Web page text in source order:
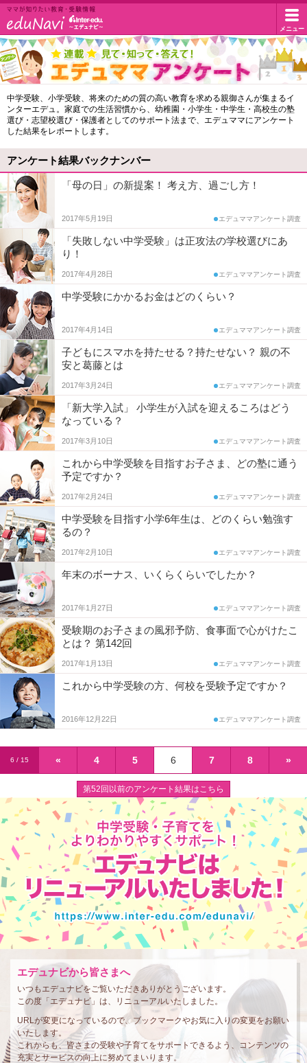
イ
ン
タ
ー
エ
デ
ュ・
ド
ッ
ト
コ
ム
エ
デ
ュ
ナ
ビ
マ
マ
が
知
り
た
い
育・
受
験
情
報
メニュー
エ
デ
ュ
マ
マ
ア
ン
ケ
ー
ト
調
査
中学受験、小学受験、将来のための質の高い教育を求める親御さんが集まるイ
ンターエデュ。家庭での生活習慣から、幼稚園・小学生・中学生・高校生の塾
選び・志望校選び・保護者としてのサポート法まで、エデュママにアンケート
した結果をレポートします。
アンケート結果バックナンバー
「母の日」の新提案！ 考え方、過ごし方！
2017年5月19日 エデュママアンケート調査
「失敗しない中学受験」は正攻法の学校選びにあ
り！
2017年4月28日 エデュママアンケート調査
中学受験にかかるお金はどのくらい？
2017年4月14日 エデュママアンケート調査
子どもにスマホを持たせる？持たせない？ 親の不
安と葛藤とは
2017年3月24日 エデュママアンケート調査
「新大学入試」 小学生が入試を迎えるころはどう
なっている？
2017年3月10日 エデュママアンケート調査
これから中学受験を目指すお子さま、どの塾に通う
予定ですか？
2017年2月24日 エデュママアンケート調査
中学受験を目指す小学6年生は、どのくらい勉強す
るの？
2017年2月10日 エデュママアンケート調査
年末のボーナス、いくらくらいでしたか？
2017年1月27日 エデュママアンケート調査
受験期のお子さまの風邪予防、食事面で心がけたこ
とは？ 第142回
2017年1月13日 エデュママアンケート調査
これから中学受験の方、何校を受験予定ですか？
2016年12月22日 エデュママアンケート調査
6 / 15 « 4 5 6 7 8 »
第52回以前のアンケート結果はこちら
エデュナビから皆さまへ
いつもエデュナビをご覧いただきありがとうございます。
この度「エデュナビ」は、リニューアルいたしました。
URLが変更になっているので、ブックマークやお気に入りの変更をお願い
いたします。
これからも、皆さまの受験や子育てをサポートできるよう、コンテンツの
充実とサービスの向上に努めてまいります。